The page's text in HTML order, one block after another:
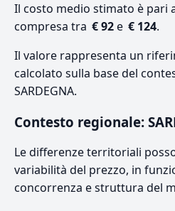
Il costo medio stimato è pari
compresa tra € 92e € 124.
Il valore rappresenta un
calcolato sulla base del
SARDEGNA.
Contesto regionale:
Le differenze territoriali
variabilità del prezzo, in
concorrenza e struttura del